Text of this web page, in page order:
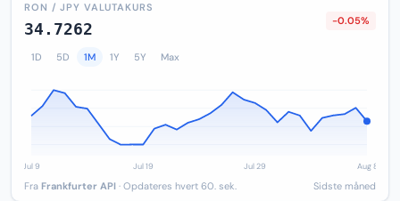
RON / JPY VALUTAKURS
34.7262 -0.05%
1D 5D 1M 1Y 5Y Max
Fra Frankfurter API · Opdateres hvert 60. sek. Sidste måned